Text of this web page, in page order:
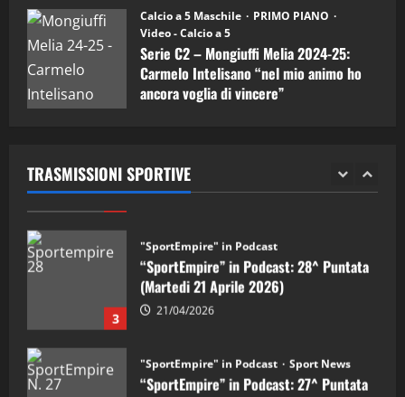
Calcio a 5 Maschile
PRIMO PIANO
Video - Calcio a 5
Serie C2 – Mongiuffi Melia 2024-25:
Carmelo Intelisano “nel mio animo ho
ancora voglia di vincere”
TRASMISSIONI SPORTIVE
“SportEmpire” in Podcast: 30^ Puntata
(Martedi 05 Maggio 2026)
08/05/2026
2 28/04/2026
“SportEmpire” in Podcast: 28^ Puntata
(Martedi 21 Aprile 2026)
21/04/2026
“SportEmpire” in Podcast: 27^ Puntata
(Martedi 14 Aprile 2026)